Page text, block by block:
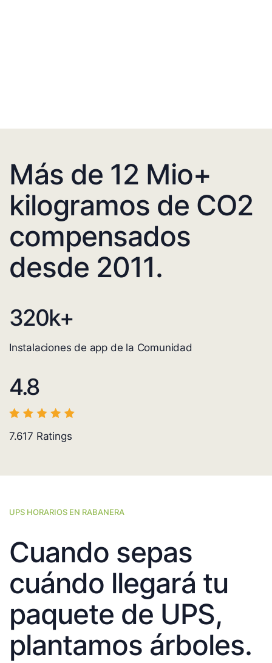
Más de 12 Mio+
kilogramos de CO2
compensados
desde 2011.
320k+
Instalaciones de app de la Comunidad
4.8
7.617 Ratings
UPS HORARIOS EN RABANERA
Cuando sepas
cuándo llegará tu
paquete de UPS,
plantamos árboles.